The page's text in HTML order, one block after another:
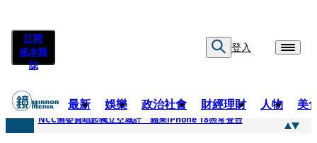
訂閱
紙本雜
誌
登入
最新 娛樂 政治社會 財經理財 人物 美
快訊
NCC無委員唱起獨立空城計 蘋果iPhone 18照常登台